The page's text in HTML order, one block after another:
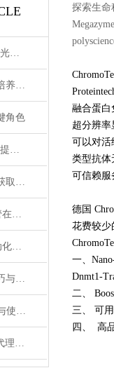
Ted Pella生物组织包埋剂在光镜与电镜联用技术中的应用
Coriell Institute细胞的复苏培养与质量控制规范
角色
如何优化BrainBits培养基以提高实验效果？
Coriell Institute细胞样本的获取与应用指南
Scientific Commodities PE管在环保实验中的作用
TEDPella服务与实验室自动化设备的整合
Megazyme试剂盒的使用技巧与实验优化方法
Teknova培养基的优化配方与使用技巧
glycotech 01-059 广州鸿程代理：开启糖生物学研究新征程
探索生命
融合蛋白
超分辨率
可以对活
类型抗体
可信赖服
德国
花费较少
一、
Dnmt1-
二、
三、 可
四、 高